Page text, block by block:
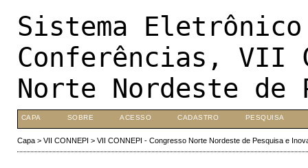
Sistema
Conferências, VII
Norte Nordeste de
CAPA SOBRE ACESSO CADASTRO PESQUISA
Capa> VII CONNEPI > VII CONNEPI - Congresso Norte Nordeste de Pesquisa e